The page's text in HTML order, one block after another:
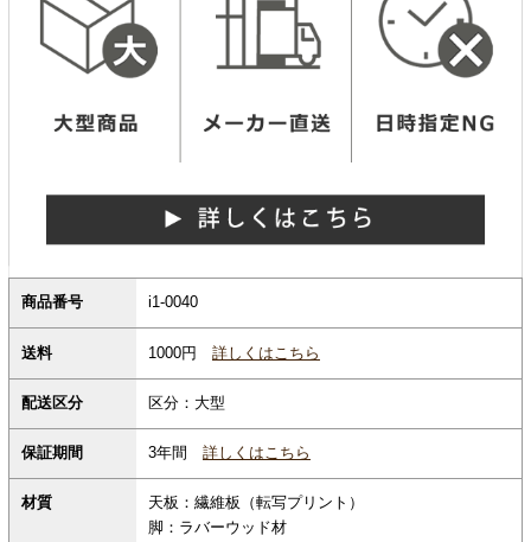
商品番号 i1-0040
送料 1000円 詳しくはこちら
配送区分 区分：大型
保証期間 3年間 詳しくはこちら
材質
天板：繊維板（転写プリント）
脚：ラバーウッド材